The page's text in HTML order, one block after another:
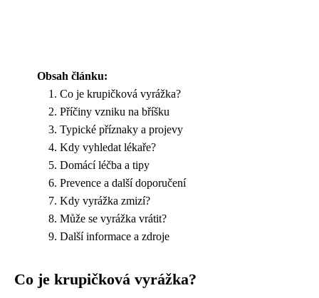
Obsah článku:
Co je krupičková vyrážka?
Příčiny vzniku na bříšku
Typické příznaky a projevy
Kdy vyhledat lékaře?
Domácí léčba a tipy
Prevence a další doporučení
Kdy vyrážka zmizí?
Může se vyrážka vrátit?
Další informace a zdroje
Co je krupičková vyrážka?